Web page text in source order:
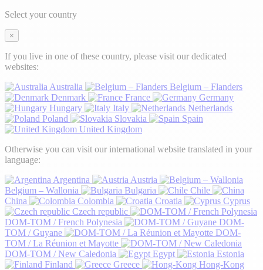
Select your country
×
If you live in one of these country, please visit our dedicated
websites:
Australia
Belgium – Flanders
Denmark
France
Germany
Hungary
Italy
Netherlands
Poland
Slovakia
Spain
United Kingdom
Otherwise you can visit our international website translated in your
language:
Argentina
Austria
Belgium – Wallonia
Bulgaria
Chile
China
Colombia Croatia
Cyprus
Czech republic
DOM-TOM / French Polynesia
DOM-
TOM / Guyane
DOM-
TOM / La Réunion et Mayotte
DOM-TOM / New Caledonia
Egypt
Estonia
Finland
Greece
Hong-Kong